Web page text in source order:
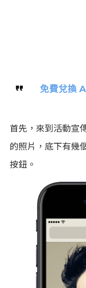
免費兌換
首先，來到活動宣
的照片，底下有幾
按鈕。